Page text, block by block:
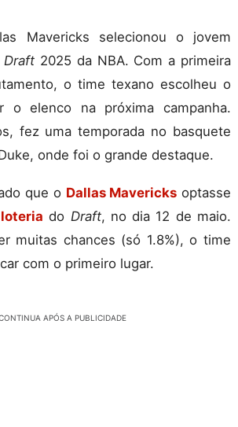
Mavericks selecionou o jovem
Draft 2025 da NBA. Com a primeira
o time texano escolheu o
o elenco na próxima campanha.
fez uma temporada no basquete
onde foi o grande destaque.
que o Dallas Mavericks optasse
loteria do Draft, no dia 12 de maio.
muitas chances (só 1.8%), o time
com o primeiro lugar.
APÓS A PUBLICIDADE